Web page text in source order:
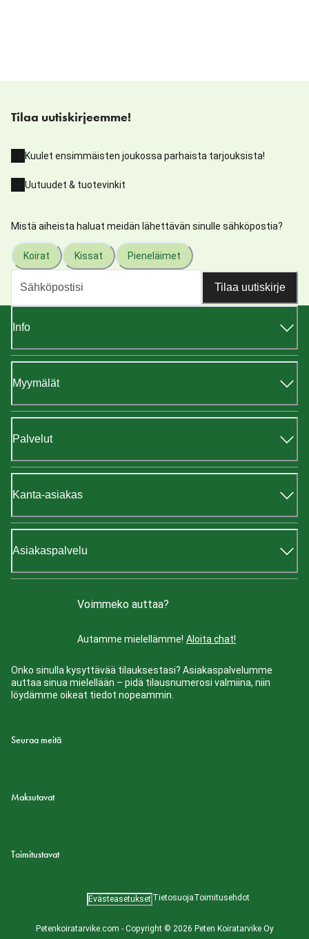
Tilaa uutiskirjeemme!
Kuulet ensimmäisten joukossa parhaista tarjouksista!
Uutuudet & tuotevinkit
Mistä aiheista haluat meidän lähettävän sinulle sähköpostia?
Koirat Kissat Pieneläimet
Tilaa uutiskirje
Info
Myymälät
Palvelut
Kanta-asiakas
Asiakaspalvelu
Voimmeko auttaa?
Autamme mielellämme! Aloita chat!
Onko sinulla kysyttävää tilauksestasi? Asiakaspalvelumme
auttaa sinua mielellään – pidä tilausnumerosi valmiina, niin
löydämme oikeat tiedot nopeammin.
Seuraa meitä
Maksutavat
Toimitustavat
Petenkoiratarvike.com - Copyright © 2026 Peten Koiratarvike Oy
Evästeasetukset TietosuojaToimitusehdot